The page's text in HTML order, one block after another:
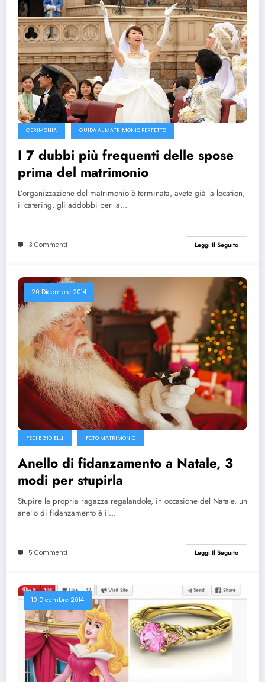
CERIMONIA GUIDA AL MATRIMONIO PERFETTO
I 7 dubbi più frequenti delle spose
prima del matrimonio
L’organizzazione del matrimonio è terminata, avete già la location,
il catering, gli addobbi per la…
3 Commenti Leggi Il Seguito
20 Dicembre 2014
FEDI E GIOIELLI FOTO MATRIMONIO
Anello di fidanzamento a Natale, 3
modi per stupirla
Stupire la propria ragazza regalandole, in occasione del Natale, un
anello di fidanzamento è il…
5 Commenti Leggi Il Seguito
10 Dicembre 2014